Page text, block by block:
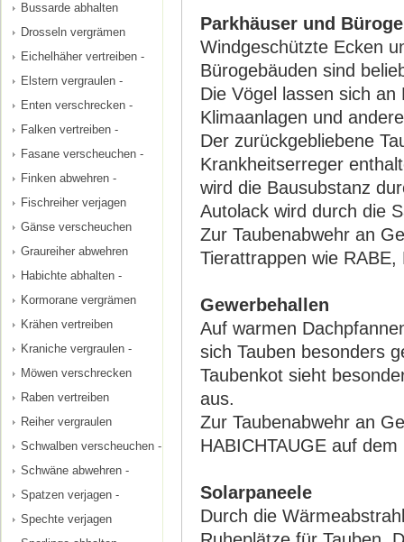
Bussarde abhalten
Drosseln vergrämen
Eichelhäher vertreiben -
Elstern vergraulen -
Enten verschrecken -
Falken vertreiben -
Fasane verscheuchen -
Finken abwehren -
Fischreiher verjagen
Gänse verscheuchen
Graureiher abwehren
Habichte abhalten -
Kormorane vergrämen
Krähen vertreiben
Kraniche vergraulen -
Möwen verschrecken
Raben vertreiben
Reiher vergraulen
Schwalben verscheuchen -
Schwäne abwehren -
Spatzen verjagen -
Spechte verjagen
Parkhäuser und
Windgeschützte Ecken
Bürogebäuden sind
Die Vögel lassen sich
Klimaanlagen und
Der zurückgebliebene
Krankheitserreger
wird die Bausubstanz
Autolack wird durch die
Zur Taubenabwehr an
Tierattrappen wie
Gewerbehallen
Auf warmen
sich Tauben besonders
Taubenkot sieht
aus.
Zur Taubenabwehr an
HABICHTAUGE auf
Solarpaneele
Durch die